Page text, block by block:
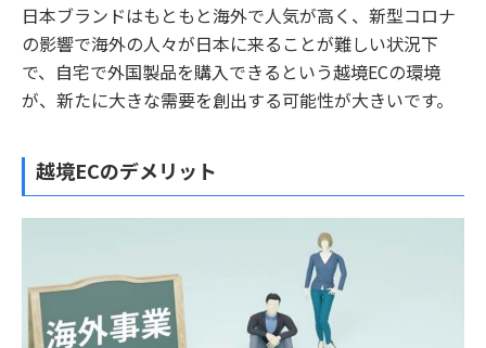
日本ブランドはもともと海外で人気が高く、新型コロナ
の影響で海外の人々が日本に来ることが難しい状況下
で、自宅で外国製品を購入できるという越境ECの環境
が、新たに大きな需要を創出する可能性が大きいです。
越境ECのデメリット